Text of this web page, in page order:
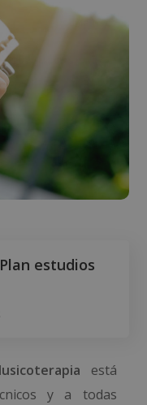
Plan estudios
está
y a todas